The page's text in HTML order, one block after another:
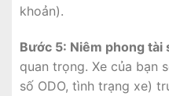
khoản).
Bước 5: Niêm phong tài
quan trọng. Xe của bạn
số ODO, tình trạng xe)